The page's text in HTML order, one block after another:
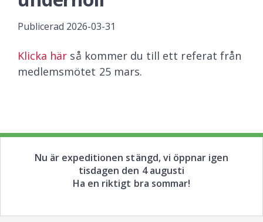
Publicerad 2026-03-31
Klicka här så kommer du till ett referat från
medlemsmötet 25 mars.
Nu är expeditionen stängd, vi öppnar igen
tisdagen den 4 augusti
Ha en riktigt bra sommar!